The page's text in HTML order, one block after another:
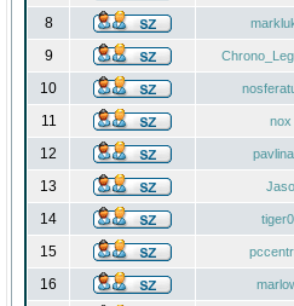
8
9
10
11 nox
12
13 Jaso
14
15
16